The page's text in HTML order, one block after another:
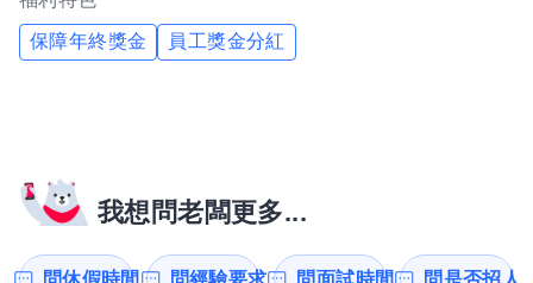
保障年終獎金 員工獎金分紅
我想問老闆更多...
問休假時間 問經驗要求 問面試時間 問是否招人